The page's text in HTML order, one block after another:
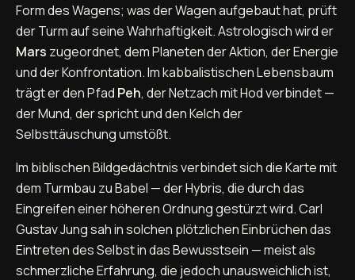
Form des Wagens; was der Wagen aufgebaut hat, prüft
der Turm auf seine Wahrhaftigkeit. Astrologisch wird er
Mars zugeordnet, dem Planeten der Aktion, der Energie
und der Konfrontation. Im kabbalistischen Lebensbaum
trägt er den Pfad Peh, der Netzach mit Hod verbindet —
der Mund, der spricht und den Kelch der
Selbsttäuschung umstößt.
Im biblischen Bildgedächtnis verbindet sich die Karte mit
dem Turmbau zu Babel — der Hybris, die durch das
Eingreifen einer höheren Ordnung gestürzt wird. Carl
Gustav Jung sah in solchen plötzlichen Einbrüchen das
Eintreten des Selbst in das Bewusstsein — meist als
schmerzliche Erfahrung, die jedoch unausweichlich ist,